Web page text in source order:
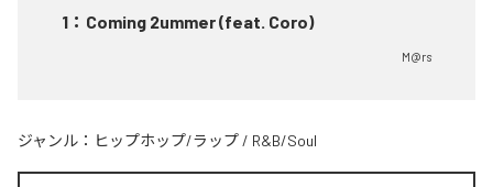
1 ： Coming 2ummer (feat. Coro)
M@rs
ジャンル： ヒップホップ/ラップ / R&B/Soul